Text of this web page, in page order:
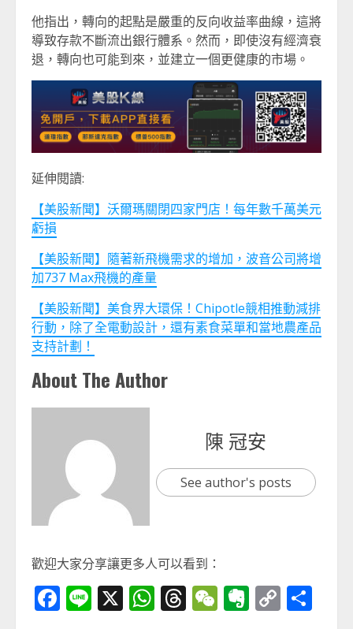
他指出，轉向的起點是嚴重的反向收益率曲線，這將
導致存款不斷流出銀行體系。然而，即使沒有經濟衰
退，轉向也可能到來，並建立一個更健康的市場。
延伸閱讀:
【美股新聞】沃爾瑪關閉四家門店！每年數千萬美元
虧損
【美股新聞】隨著新飛機需求的增加，波音公司將增
加737 Max飛機的產量
【美股新聞】美食界大環保！Chipotle競相推動減排
行動，除了全電動設計，還有素食菜單和當地農產品
支持計劃！
About The Author
陳 冠安
See author's posts
歡迎大家分享讓更多人可以看到：
Facebook
Line
X WhatsApp
Threads
WeChat
Evernote
Copy